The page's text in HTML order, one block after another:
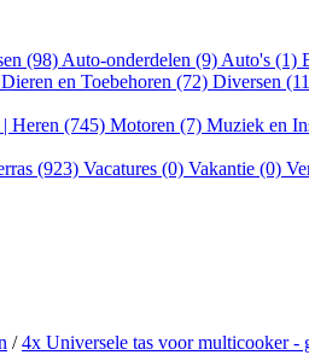
(98) Auto-onderdelen (9) Auto's (1)
Dieren en Toebehoren (72) Diversen
Heren (745) Motoren (7) Muziek en
(923) Vacatures (0) Vakantie (0)
/4x Universele tas voor multicooker -